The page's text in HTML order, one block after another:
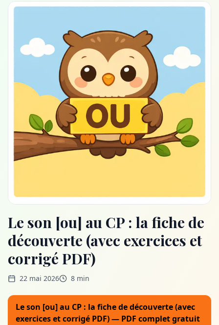
Le son [ou] au CP : la fiche de
découverte (avec exercices et
corrigé PDF)
22 mai 2026 8 min
Le son [ou] au CP : la fiche de découverte (avec
exercices et corrigé PDF) — PDF complet gratuit